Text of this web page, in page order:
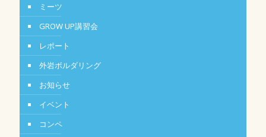
ミーツ
GROW UP講習会
レポート
外岩ボルダリング
お知らせ
イベント
コンペ